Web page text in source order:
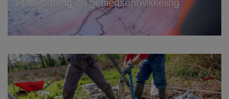
Planvorming en gebiedsontwikkeling
Elke fase van een project vraagt om een
speciale aanpak, of we nu spreken van
het inpassen van nieuwbouw of het
uitbreiden van bestaande plannen.…